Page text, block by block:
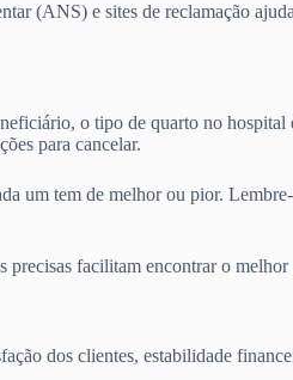
(ANS) e sites de reclamação
o tipo de quarto no
para cancelar.
um tem de melhor ou pior.
facilitam encontrar o melhor
dos clientes, estabilidade